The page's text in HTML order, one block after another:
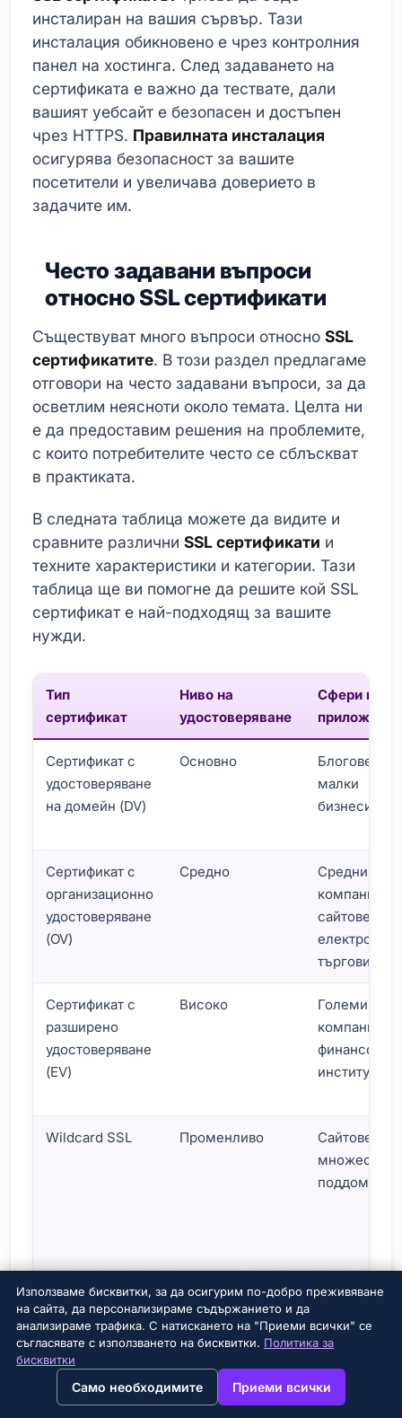
View this page in English?
инсталиран на вашия сървър. Тази
инсталация обикновено е чрез контролния
панел на хостинга. След задаването на
сертификата е важно да тествате, дали
вашият уебсайт е безопасен и достъпен
чрез HTTPS. Правилната инсталация
осигурява безопасност за вашите
посетители и увеличава доверието в
задачите им.
Често задавани въпроси
относно SSL сертификати
Съществуват много въпроси относно SSL
сертификатите. В този раздел предлагаме
отговори на често задавани въпроси, за да
осветлим неясноти около темата. Целта ни
е да предоставим решения на проблемите,
с които потребителите често се сблъскват
в практиката.
В следната таблица можете да видите и
сравните различни SSL сертификати и
техните характеристики и категории. Тази
таблица ще ви помогне да решите кой SSL
сертификат е най-подходящ за вашите
нужди.
Тип
сертификат
Ниво на
удостоверяване
Сфери на
приложение
Сертификат с
удостоверяване
на домейн (DV)
Основно
Блогове,
малки
бизнеси
Сертификат с
организационно
удостоверяване
(OV)
Средно
Средни
компании,
сайтове за
електронна
търговия
Сертификат с
разширено
удостоверяване
(EV)
Високо
Големи
компании,
финансови
институции
Wildcard SSL Променливо
Сайтове с
множество
поддомейни
При избора наSSL сертификат,
предоставяйте внимание на качеството
на клиентската поддръжка и
техническите услуги на доставчика.
Използваме бисквитки, за да осигурим по-добро преживяване
на сайта, да персонализираме съдържанието и да
анализираме трафика. С натискането на "Приеми всички" се
съгласявате с използването на бисквитки. Политика за
бисквитки
Само необходимите Приеми всички